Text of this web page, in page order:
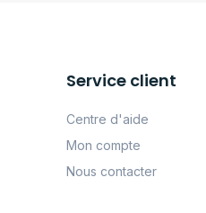
Service client
Centre d'aide
Mon compte
Nous contacter